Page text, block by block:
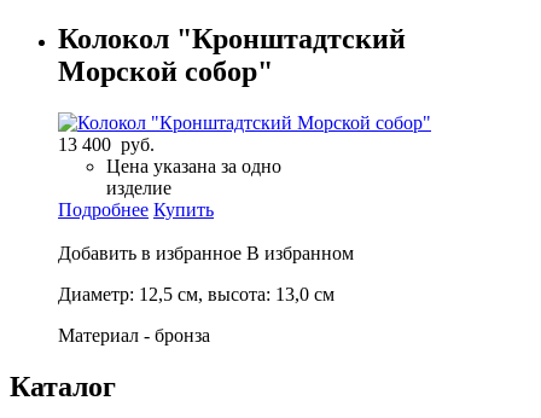
Колокол "Кронштадтский
Морской собор"
13 400 руб.
Цена указана за одно
изделие
Подробнее Купить
Добавить в избранное В избранном
Диаметр: 12,5 см, высота: 13,0 см
Материал - бронза
Каталог